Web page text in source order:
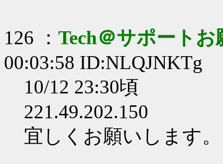
126 ： Tech＠サポート
00:03:58 ID:NLQJNKTg
10/12 23:30頃
221.49.202.150
宜しくお願いします。